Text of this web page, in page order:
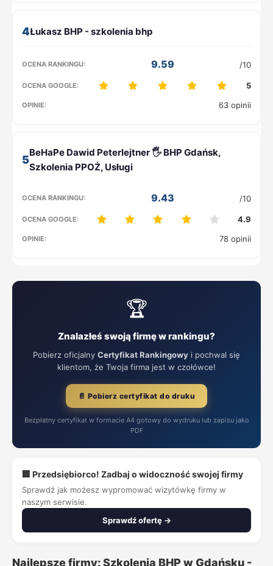
4
9.59 /10
5
63 opinii
5
9.43 /10
4.9
78 opinii
🏆
Znalazłeś swoją firmę w rankingu?
Pobierz oficjalny Certyfikat Rankingowy i pochwal się
klientom, że Twoja firma jest w czołówce!
📄 Pobierz certyfikat do druku
Bezpłatny certyfikat w formacie A4 gotowy do wydruku lub zapisu jako
PDF
🏢 Przedsiębiorco! Zadbaj o widoczność swojej firmy
Sprawdź jak możesz wypromować wizytówkę firmy w
naszym serwisie.
Sprawdź ofertę →
Najlepsze firmy: Szkolenia BHP w Gdańsku -